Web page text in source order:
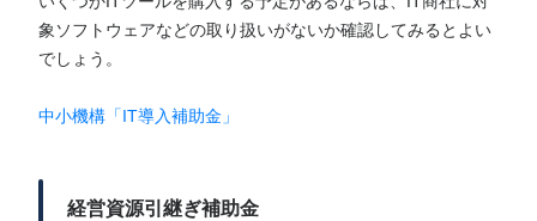
象ソフトウェアなどの取り扱いがないか確認してみるとよい
でしょう。
中小機構「IT導入補助金」
経営資源引継ぎ補助金